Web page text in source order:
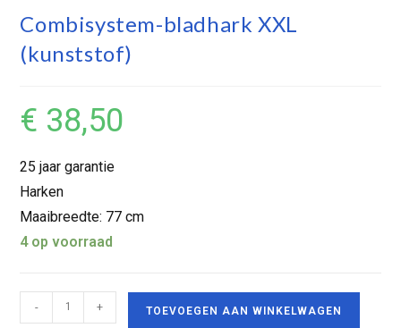
Combisystem-bladhark XXL
(kunststof)
€ 38,50
25 jaar garantie
Harken
Maaibreedte: 77 cm
4 op voorraad
- + TOEVOEGEN AAN WINKELWAGEN